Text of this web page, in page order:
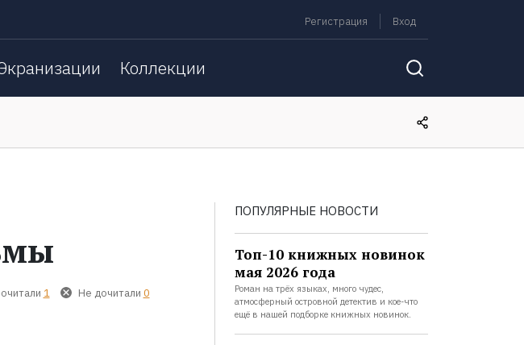
Регистрация Вход
Коллекции
1 Не дочитали 0
ПОПУЛЯРНЫЕ НОВОСТИ
Топ-10 книжных новинок
мая 2026 года
Роман на трёх языках, много чудес,
атмосферный островной детектив и кое-что
ещё в нашей подборке книжных новинок.